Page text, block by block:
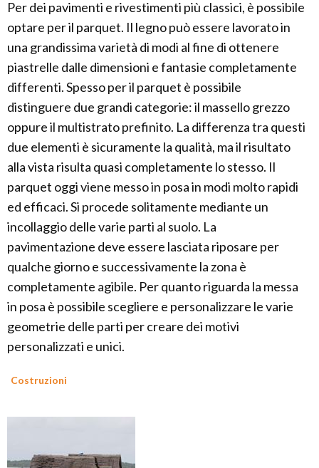
Per dei pavimenti e rivestimenti più classici, è possibile
optare per il parquet. Il legno può essere lavorato in
una grandissima varietà di modi al fine di ottenere
piastrelle dalle dimensioni e fantasie completamente
differenti. Spesso per il parquet è possibile
distinguere due grandi categorie: il massello grezzo
oppure il multistrato prefinito. La differenza tra questi
due elementi è sicuramente la qualità, ma il risultato
alla vista risulta quasi completamente lo stesso. Il
parquet oggi viene messo in posa in modi molto rapidi
ed efficaci. Si procede solitamente mediante un
incollaggio delle varie parti al suolo. La
pavimentazione deve essere lasciata riposare per
qualche giorno e successivamente la zona è
completamente agibile. Per quanto riguarda la messa
in posa è possibile scegliere e personalizzare le varie
geometrie delle parti per creare dei motivi
personalizzati e unici.
Costruzioni